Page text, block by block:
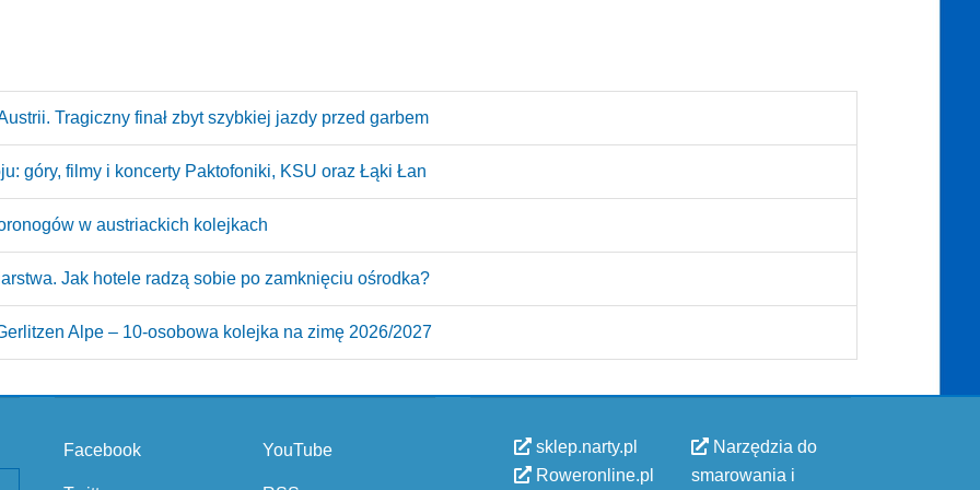
Tragiczny finał zbyt szybkiej jazdy przed garbem
góry, filmy i koncerty Paktofoniki, KSU oraz Łąki Łan
w austriackich kolejkach
Jak hotele radzą sobie po zamknięciu ośrodka?
Alpe – 10‑osobowa kolejka na zimę 2026/2027
Facebook YouTube
sklep.narty.pl
Roweronline.pl
Narzędzia do
smarowania i